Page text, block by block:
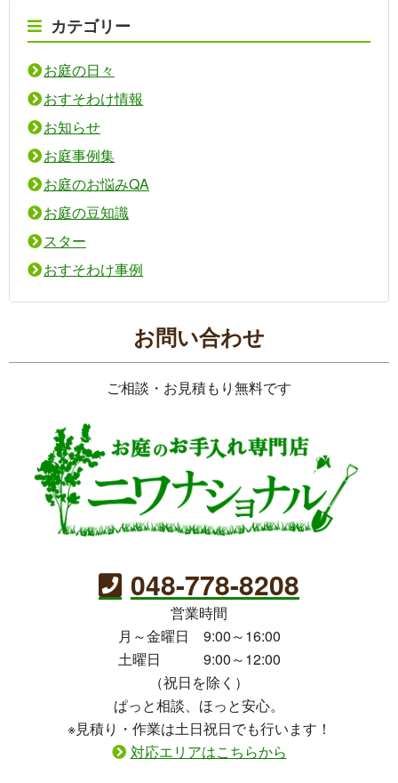
カテゴリー
お庭の日々
おすそわけ情報
お知らせ
お庭事例集
お庭のお悩みQA
お庭の豆知識
スター
おすそわけ事例
お問い合わせ
ご相談・お見積もり無料です
048-778-8208
営業時間
月～金曜日 9:00～16:00
土曜日 9:00～12:00
（祝日を除く）
ぱっと相談、ほっと安心。
※見積り・作業は土日祝日でも行います！
対応エリアはこちらから